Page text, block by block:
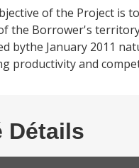
of the Project is
the Borrower's
bythe January 2011
productivity and
Détails